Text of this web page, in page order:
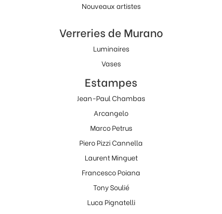
Nouveaux artistes
Verreries de Murano
Luminaires
Vases
Estampes
Jean-Paul Chambas
Arcangelo
Marco Petrus
Piero Pizzi Cannella
Laurent Minguet
Francesco Poiana
Tony Soulié
Luca Pignatelli